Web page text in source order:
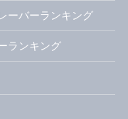
ーバーランキング
ランキング